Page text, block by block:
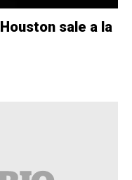
sale a la